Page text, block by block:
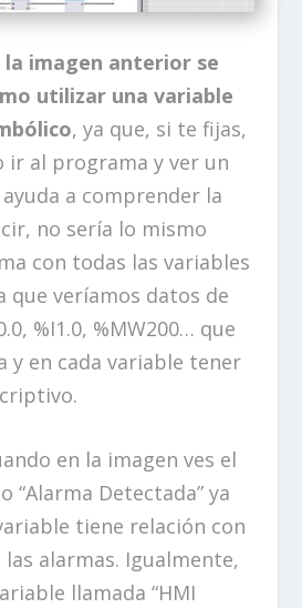
la imagen anterior se
utilizar una variable
, ya que, si te fijas,
ir al programa y ver un
a comprender la
no sería lo mismo
con todas las variables
que veríamos datos de
%I1.0, %MW200… que
y en cada variable tener
en la imagen ves el
“Alarma Detectada” ya
tiene relación con
alarmas. Igualmente,
llamada “HMI